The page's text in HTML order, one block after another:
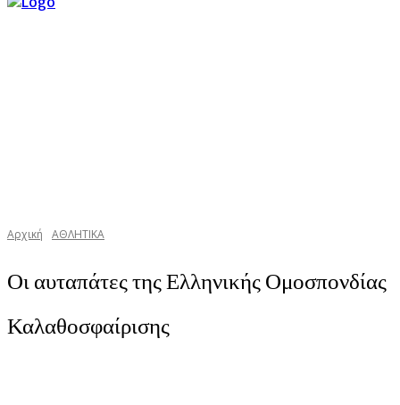
Αρχική ΑΘΛΗΤΙΚΑ
Οι αυταπάτες της Ελληνικής Ομοσπονδίας
Καλαθοσφαίρισης